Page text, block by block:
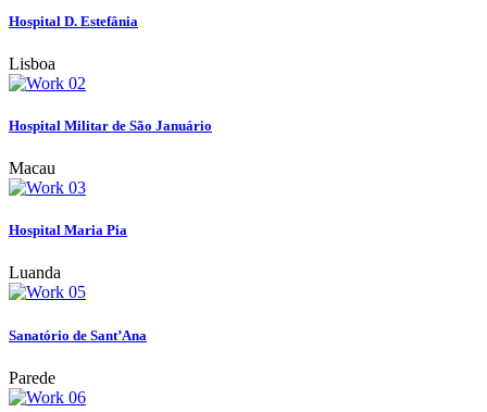
Hospital D. Estefânia
Lisboa
Hospital Militar de São Januário
Macau
Hospital Maria Pia
Luanda
Sanatório de Sant’Ana
Parede